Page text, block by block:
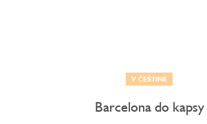
V ČEŠTINE
Barcelona do kapsy